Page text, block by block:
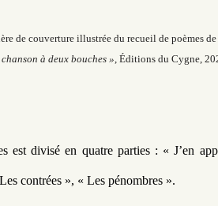
de couverture illustrée du recueil de poèmes
chanson à deux bouches », Éditions du Cygne,
est divisé en quatre parties : « J’en
contrées », « Les pénombres ».